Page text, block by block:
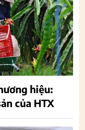
hiệu:
của HTX